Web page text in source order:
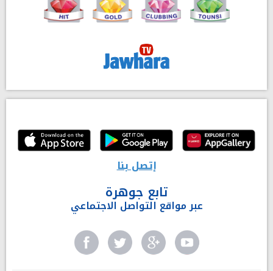
إتصل بنا
تابع جوهرة
عبر مواقع التواصل الاجتماعي